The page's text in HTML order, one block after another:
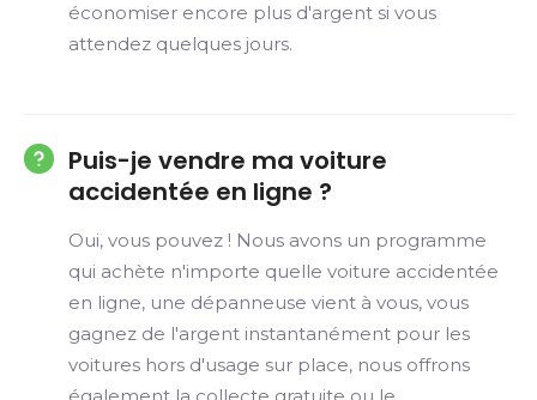
économiser encore plus d'argent si vous
attendez quelques jours.
Puis-je vendre ma voiture
accidentée en ligne ?
Oui, vous pouvez ! Nous avons un programme
qui achète n'importe quelle voiture accidentée
en ligne, une dépanneuse vient à vous, vous
gagnez de l'argent instantanément pour les
voitures hors d'usage sur place, nous offrons